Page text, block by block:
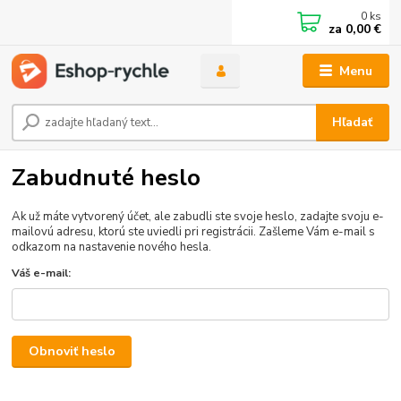
Menu
Hľadať
0 ks
za 0,00 €
Zabudnuté heslo
Ak už máte vytvorený účet, ale zabudli ste svoje heslo, zadajte svoju e-
mailovú adresu, ktorú ste uviedli pri registrácii. Zašleme Vám e-mail s
odkazom na nastavenie nového hesla.
Váš e-mail:
Obnoviť heslo